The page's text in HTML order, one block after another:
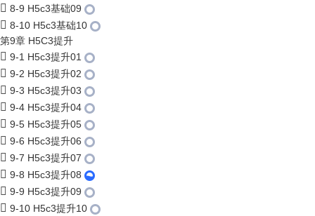
8-9 H5c3基础09
8-10 H5c3基础10
第9章 H5C3提升
9-1 H5c3提升01
9-2 H5c3提升02
9-3 H5c3提升03
9-4 H5c3提升04
9-5 H5c3提升05
9-6 H5c3提升06
9-7 H5c3提升07
9-8 H5c3提升08
9-9 H5c3提升09
9-10 H5c3提升10